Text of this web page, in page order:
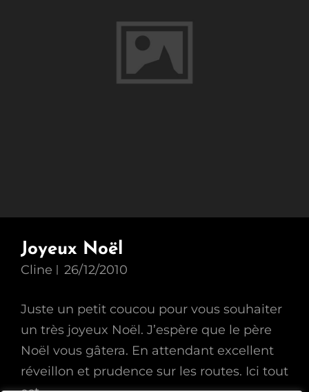
Joyeux Noël
Cline 26/12/2010
Juste un petit coucou pour vous souhaiter
un très joyeux Noël. J’espère que le père
Noël vous gâtera. En attendant excellent
réveillon et prudence sur les routes. Ici tout